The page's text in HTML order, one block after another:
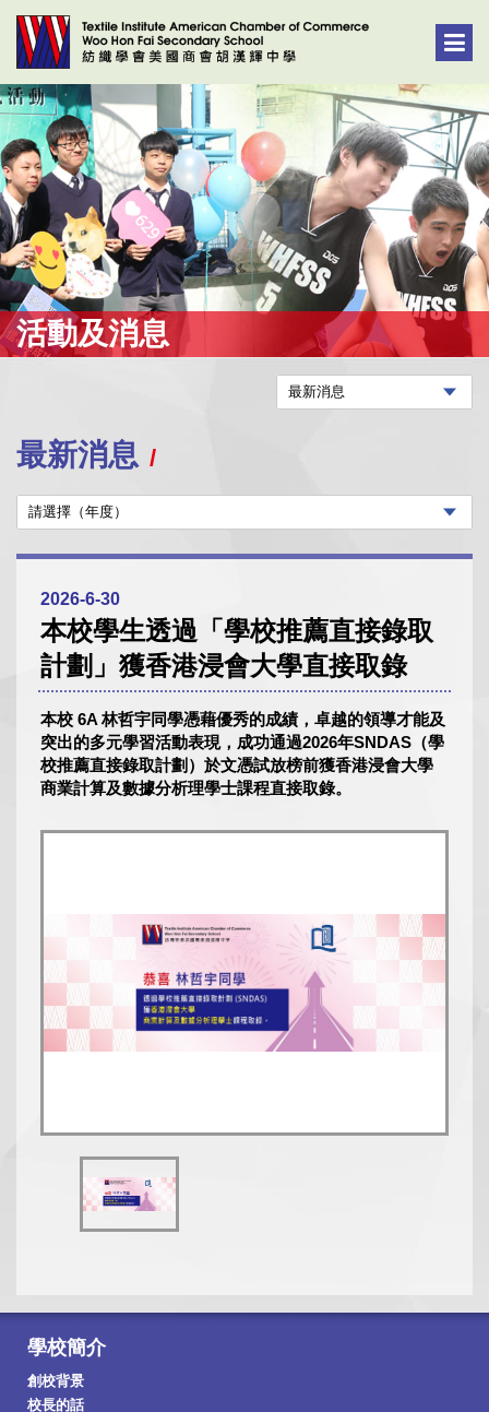
活動及消息
最新消息
2026-6-30
本校學生透過「學校推薦直接錄取
計劃」獲香港浸會大學直接取錄
本校 6A 林哲宇同學憑藉優秀的成績，卓越的領導才能及
突出的多元學習活動表現，成功通過2026年SNDAS（學
校推薦直接錄取計劃）於文憑試放榜前獲香港浸會大學
商業計算及數據分析理學士課程直接取錄。
學校簡介
創校背景
校長的話